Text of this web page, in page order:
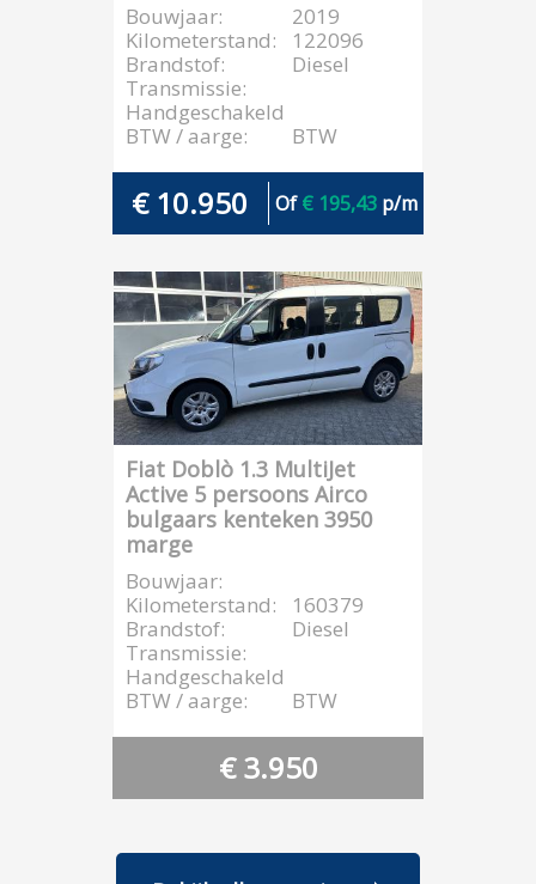
Bouwjaar:
2019
Kilometerstand:
122096
Brandstof:
Diesel
Transmissie:
Handgeschakeld
BTW / aarge:
BTW
€ 10.950 Of€ 195,43p/m
Fiat Doblò 1.3 MultiJet
Active 5 persoons Airco
bulgaars kenteken 3950
marge
Bouwjaar:
Kilometerstand:
160379
Brandstof:
Diesel
Transmissie:
Handgeschakeld
BTW / aarge:
BTW
€ 3.950